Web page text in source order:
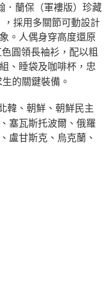
．蘭保（軍褸版）珍藏
，採用多關節可動設計
。人偶身穿高度還原
圓領長袖衫，配以粗
、睡袋及咖啡杯，忠
的關鍵裝備。
韓、朝鮮、朝鮮民主
塞瓦斯托波爾、俄羅
盧甘斯克、烏克蘭、